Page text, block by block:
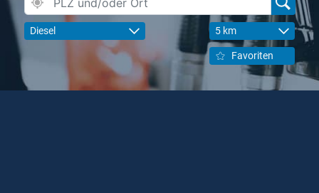
Diesel 5 km
Favoriten